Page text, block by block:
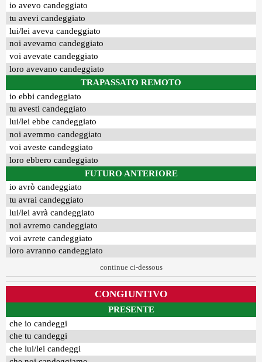
io avevo candeggiato
tu avevi candeggiato
lui/lei aveva candeggiato
noi avevamo candeggiato
voi avevate candeggiato
loro avevano candeggiato
TRAPASSATO REMOTO
io ebbi candeggiato
tu avesti candeggiato
lui/lei ebbe candeggiato
noi avemmo candeggiato
voi aveste candeggiato
loro ebbero candeggiato
FUTURO ANTERIORE
io avrò candeggiato
tu avrai candeggiato
lui/lei avrà candeggiato
noi avremo candeggiato
voi avrete candeggiato
loro avranno candeggiato
continue ci-dessous
CONGIUNTIVO
PRESENTE
che io candeggi
che tu candeggi
che lui/lei candeggi